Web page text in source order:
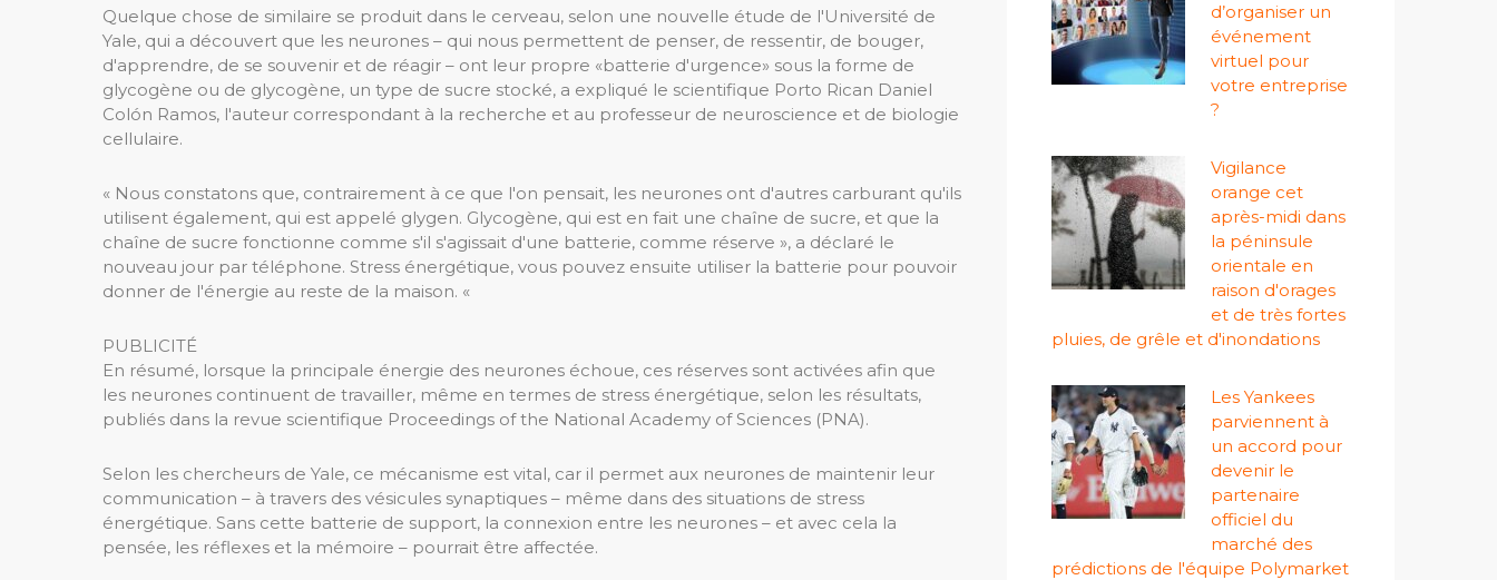
Quelque chose de similaire se produit dans le cerveau, selon une nouvelle étude de l'Université de
Yale, qui a découvert que les neurones – qui nous permettent de penser, de ressentir, de bouger,
d'apprendre, de se souvenir et de réagir – ont leur propre «batterie d'urgence» sous la forme de
glycogène ou de glycogène, un type de sucre stocké, a expliqué le scientifique Porto Rican Daniel
Colón Ramos, l'auteur correspondant à la recherche et au professeur de neuroscience et de biologie
cellulaire.
« Nous constatons que, contrairement à ce que l'on pensait, les neurones ont d'autres carburant qu'ils
utilisent également, qui est appelé glygen. Glycogène, qui est en fait une chaîne de sucre, et que la
chaîne de sucre fonctionne comme s'il s'agissait d'une batterie, comme réserve », a déclaré le
nouveau jour par téléphone. Stress énergétique, vous pouvez ensuite utiliser la batterie pour pouvoir
donner de l'énergie au reste de la maison. «
PUBLICITÉ
En résumé, lorsque la principale énergie des neurones échoue, ces réserves sont activées afin que
les neurones continuent de travailler, même en termes de stress énergétique, selon les résultats,
publiés dans la revue scientifique Proceedings of the National Academy of Sciences (PNA).
Selon les chercheurs de Yale, ce mécanisme est vital, car il permet aux neurones de maintenir leur
communication – à travers des vésicules synaptiques – même dans des situations de stress
énergétique. Sans cette batterie de support, la connexion entre les neurones – et avec cela la
pensée, les réflexes et la mémoire – pourrait être affectée.
d’organiser un
événement
virtuel pour
votre entreprise
?
Vigilance
orange cet
après-midi dans
la péninsule
orientale en
raison d'orages
et de très fortes
pluies, de grêle et d'inondations
Les Yankees
parviennent à
un accord pour
devenir le
partenaire
officiel du
marché des
prédictions de l'équipe Polymarket